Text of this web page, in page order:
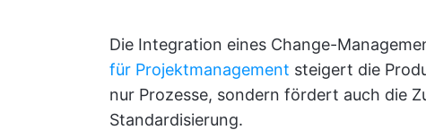
Die Integration eines Change-
für Projektmanagement steigert die
nur Prozesse, sondern fördert auch die
Standardisierung.